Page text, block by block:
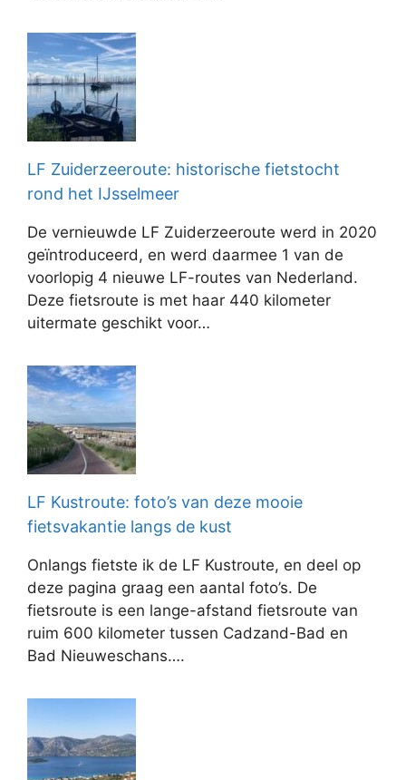
LF Zuiderzeeroute: historische fietstocht
rond het IJsselmeer
De vernieuwde LF Zuiderzeeroute werd in 2020
geïntroduceerd, en werd daarmee 1 van de
voorlopig 4 nieuwe LF-routes van Nederland.
Deze fietsroute is met haar 440 kilometer
uitermate geschikt voor…
LF Kustroute: foto’s van deze mooie
fietsvakantie langs de kust
Onlangs fietste ik de LF Kustroute, en deel op
deze pagina graag een aantal foto’s. De
fietsroute is een lange-afstand fietsroute van
ruim 600 kilometer tussen Cadzand-Bad en
Bad Nieuweschans….